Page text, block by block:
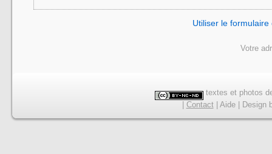
Utiliser le
Votre
textes et photos
| Contact| Aide| Design